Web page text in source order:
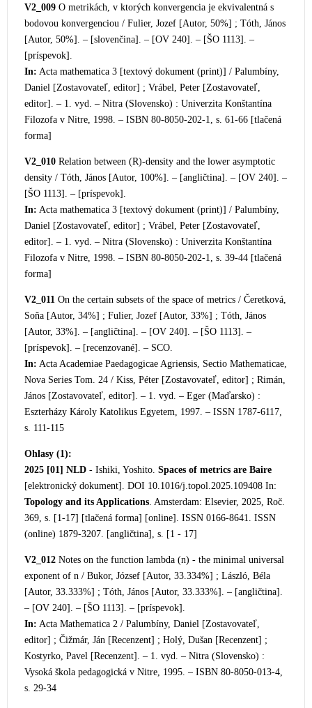
V2_009 O metrikách, v ktorých konvergencia je ekvivalentná s
bodovou konvergenciou / Fulier, Jozef [Autor, 50%] ; Tóth, János
[Autor, 50%]. – [slovenčina]. – [OV 240]. – [ŠO 1113]. –
[príspevok].
In: Acta mathematica 3 [textový dokument (print)] / Palumbíny,
Daniel [Zostavovateľ, editor] ; Vrábel, Peter [Zostavovateľ,
editor]. – 1. vyd. – Nitra (Slovensko) : Univerzita Konštantína
Filozofa v Nitre, 1998. – ISBN 80-8050-202-1, s. 61-66 [tlačená
forma]
V2_010 Relation between (R)-density and the lower asymptotic
density / Tóth, János [Autor, 100%]. – [angličtina]. – [OV 240]. –
[ŠO 1113]. – [príspevok].
In: Acta mathematica 3 [textový dokument (print)] / Palumbíny,
Daniel [Zostavovateľ, editor] ; Vrábel, Peter [Zostavovateľ,
editor]. – 1. vyd. – Nitra (Slovensko) : Univerzita Konštantína
Filozofa v Nitre, 1998. – ISBN 80-8050-202-1, s. 39-44 [tlačená
forma]
V2_011 On the certain subsets of the space of metrics / Čeretková,
Soňa [Autor, 34%] ; Fulier, Jozef [Autor, 33%] ; Tóth, János
[Autor, 33%]. – [angličtina]. – [OV 240]. – [ŠO 1113]. –
[príspevok]. – [recenzované]. – SCO.
In: Acta Academiae Paedagogicae Agriensis, Sectio Mathematicae,
Nova Series Tom. 24 / Kiss, Péter [Zostavovateľ, editor] ; Rimán,
János [Zostavovateľ, editor]. – 1. vyd. – Eger (Maďarsko) :
Eszterházy Károly Katolikus Egyetem, 1997. – ISSN 1787-6117,
s. 111-115
Ohlasy (1):
2025 [01] NLD - Ishiki, Yoshito. Spaces of metrics are Baire
[elektronický dokument]. DOI 10.1016/j.topol.2025.109408 In:
Topology and its Applications. Amsterdam: Elsevier, 2025, Roč.
369, s. [1-17] [tlačená forma] [online]. ISSN 0166-8641. ISSN
(online) 1879-3207. [angličtina], s. [1 - 17]
V2_012 Notes on the function lambda (n) - the minimal universal
exponent of n / Bukor, József [Autor, 33.334%] ; László, Béla
[Autor, 33.333%] ; Tóth, János [Autor, 33.333%]. – [angličtina].
– [OV 240]. – [ŠO 1113]. – [príspevok].
In: Acta Mathematica 2 / Palumbíny, Daniel [Zostavovateľ,
editor] ; Čižmár, Ján [Recenzent] ; Holý, Dušan [Recenzent] ;
Kostyrko, Pavel [Recenzent]. – 1. vyd. – Nitra (Slovensko) :
Vysoká škola pedagogická v Nitre, 1995. – ISBN 80-8050-013-4,
s. 29-34